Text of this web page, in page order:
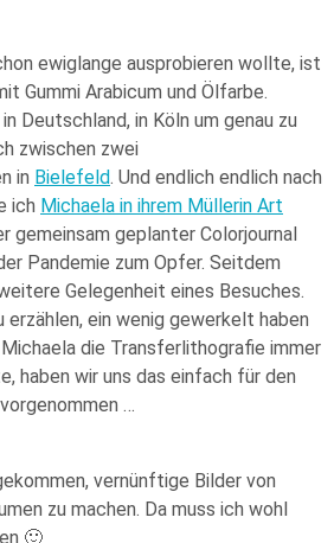
ewiglange ausprobieren wollte, ist
Gummi Arabicum und Ölfarbe.
Deutschland, in Köln um genau zu
zwischen zwei
in Bielefeld. Und endlich endlich nach
ich Michaela in ihrem Müllerin Art
gemeinsam geplanter Colorjournal
Pandemie zum Opfer. Seitdem
Gelegenheit eines Besuches.
erzählen, ein wenig gewerkelt haben
die Transferlithografie immer
haben wir uns das einfach für den
…
vernünftige Bilder von
zu machen. Da muss ich wohl
🙂